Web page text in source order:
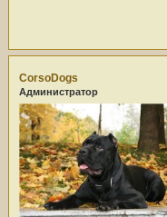
CorsoDogs
Администратор